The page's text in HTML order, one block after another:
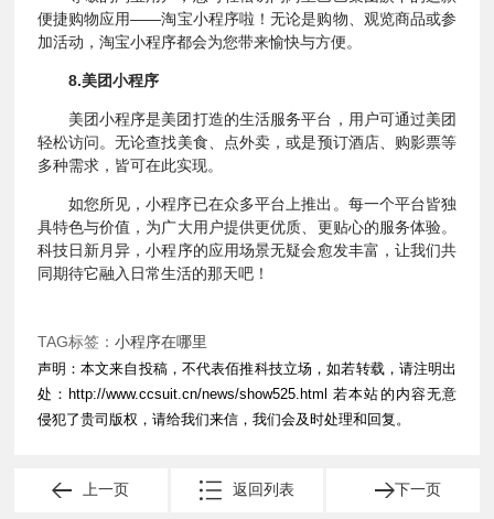
便捷购物应用——淘宝小程序啦！无论是购物、观览商品或参
加活动，淘宝小程序都会为您带来愉快与方便。
8.美团小程序
美团小程序是美团打造的生活服务平台，用户可通过美团
轻松访问。无论查找美食、点外卖，或是预订酒店、购影票等
多种需求，皆可在此实现。
如您所见，小程序已在众多平台上推出。每一个平台皆独
具特色与价值，为广大用户提供更优质、更贴心的服务体验。
科技日新月异，小程序的应用场景无疑会愈发丰富，让我们共
同期待它融入日常生活的那天吧！
TAG标签： 小程序在哪里
声明：本文来自投稿，不代表佰推科技立场，如若转载，请注明出
处： http://www.ccsuit.cn/news/show525.html 若本站的内容无意
侵犯了贵司版权，请给我们来信，我们会及时处理和回复。
上一页 下一页
返回列表